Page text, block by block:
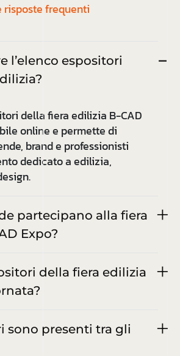
risposte frequenti
l’elenco espositori
della fiera edilizia B-CAD
online e permette di
brand e professionisti
dedicato a edilizia,
partecipano alla fiera
Expo?
della fiera edilizia
sono presenti tra gli